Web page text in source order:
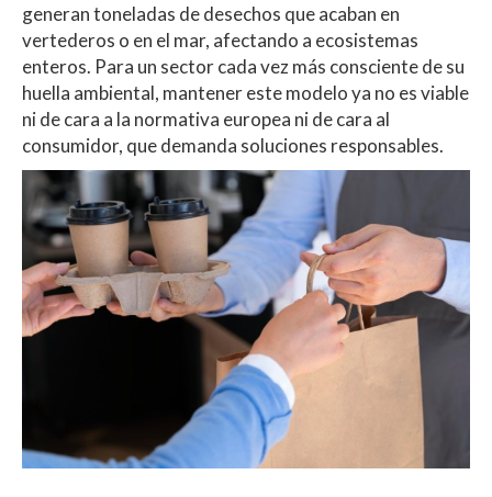
generan toneladas de desechos que acaban en
vertederos o en el mar, afectando a ecosistemas
enteros. Para un sector cada vez más consciente de su
huella ambiental, mantener este modelo ya no es viable
ni de cara a la normativa europea ni de cara al
consumidor, que demanda soluciones responsables.